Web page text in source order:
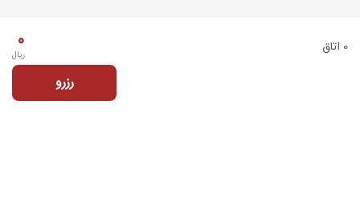
0 اتاق 0
ریال
رزرو